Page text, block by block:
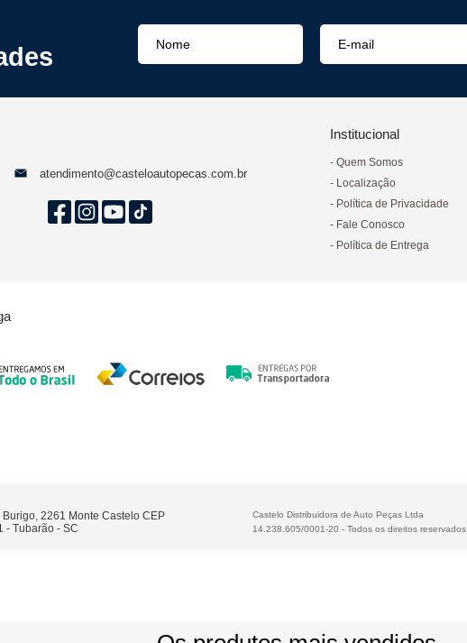
atendimento@casteloautopecas.com.br
Institucional
Quem Somos
Localização
Política de Privacidade
Fale Conosco
Política de Entrega
Burigo, 2261 Monte Castelo CEP
- Tubarão - SC
Castelo Distribuidora de Auto Peças Ltda
14.238.605/0001-20 - Todos os direitos reservados